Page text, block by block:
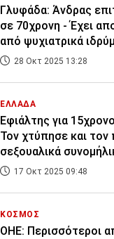
Γλυφάδα: Άνδρας
σε 70χρονη - Έχει
από ψυχιατρικά
28 Οκτ 2025 13:28
ΕΛΛΑΔΑ
Εφιάλτης για
Τον χτύπησε και
σεξουαλικά
17 Οκτ 2025 09:48
ΚΟΣΜΟΣ
ΟΗΕ: Περισσότεροι